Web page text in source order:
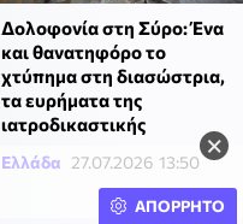
×
Δολοφονία στη Σύρο: Ένα
και θανατηφόρο το
χτύπημα στη διασώστρια,
τα ευρήματα της
ιατροδικαστικής
Ελλάδα 27.07.2026 13:50
ΑΠΟΡΡΗΤΟ